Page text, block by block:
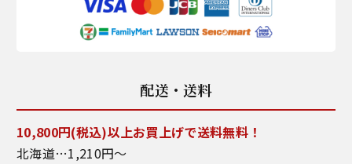
配送・送料
10,800円(税込)以上お買上げで送料無料！
北海道…1,210円～